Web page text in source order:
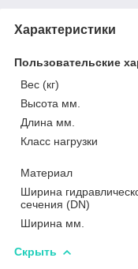
Характеристики
Пользовательские
Вес (кг)
Высота мм.
Длина мм.
Класс нагрузки
Материал
Ширина
сечения (DN)
Ширина мм.
Скрыть